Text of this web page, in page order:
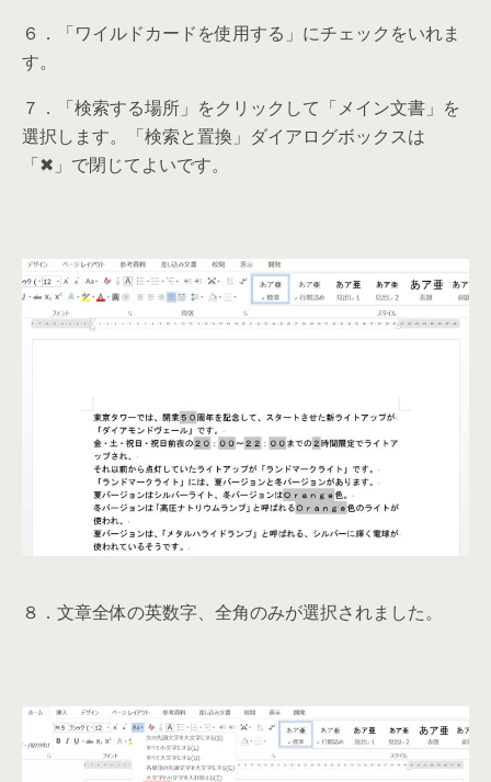
６．「ワイルドカードを使用する」にチェックをいれま
す。
７．「検索する場所」をクリックして「メイン文書」を
選択します。「検索と置換」ダイアログボックスは
「✖」で閉じてよいです。
８．文章全体の英数字、全角のみが選択されました。